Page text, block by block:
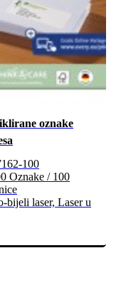
oznake
100
Oznake / 100
bijeli laser, Laser u